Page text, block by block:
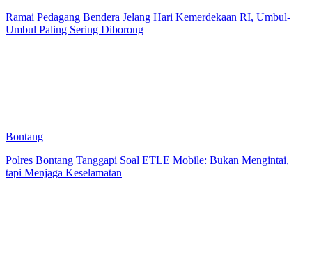
Ramai Pedagang Bendera Jelang Hari Kemerdekaan RI, Umbul-
Umbul Paling Sering Diborong
Bontang
Polres Bontang Tanggapi Soal ETLE Mobile: Bukan Mengintai,
tapi Menjaga Keselamatan